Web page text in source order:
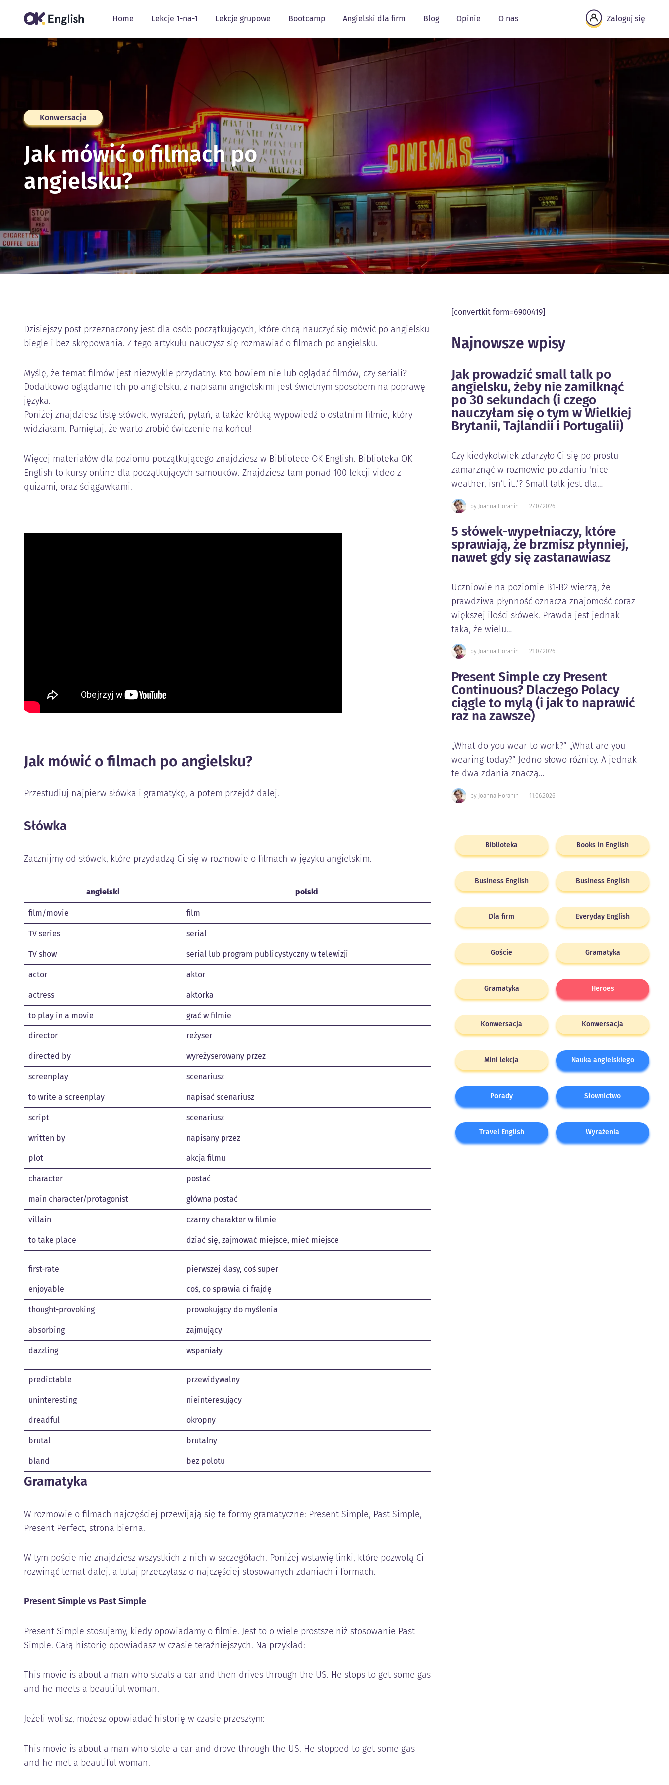
Home Lekcje 1-na-1 Lekcje grupowe Bootcamp Angielski dla firm Blog Opinie O nas Zaloguj się
Konwersacja
Jak mówić o filmach po
angielsku?
Dzisiejszy post przeznaczony jest dla osób początkujących, które chcą nauczyć się mówić po angielsku
biegle i bez skrępowania. Z tego artykułu nauczysz się rozmawiać o filmach po angielsku.
Myślę, że temat filmów jest niezwykle przydatny. Kto bowiem nie lub oglądać filmów, czy seriali?
Dodatkowo oglądanie ich po angielsku, z napisami angielskimi jest świetnym sposobem na poprawę
języka.
Poniżej znajdziesz listę słówek, wyrażeń, pytań, a także krótką wypowiedź o ostatnim filmie, który
widziałam. Pamiętaj, że warto zrobić ćwiczenie na końcu!
Więcej materiałów dla poziomu początkującego znajdziesz w Bibliotece OK English. Biblioteka OK
English to kursy online dla początkujących samouków. Znajdziesz tam ponad 100 lekcji video z
quizami, oraz ściągawkami.
Jak mówić o filmach po angielsku?
Przestudiuj najpierw słówka i gramatykę, a potem przejdź dalej.
Słówka
Zacznijmy od słówek, które przydadzą Ci się w rozmowie o filmach w języku angielskim.
angielski polski
film/movie film
TV series serial
TV show serial lub program publicystyczny w telewizji
actor aktor
actress aktorka
to play in a movie grać w filmie
director reżyser
directed by wyreżyserowany przez
screenplay scenariusz
to write a screenplay napisać scenariusz
script scenariusz
written by napisany przez
plot akcja filmu
character postać
main character/protagonist główna postać
villain czarny charakter w filmie
to take place dziać się, zajmować miejsce, mieć miejsce
first-rate pierwszej klasy, coś super
enjoyable coś, co sprawia ci frajdę
thought-provoking prowokujący do myślenia
absorbing zajmujący
dazzling wspaniały
predictable przewidywalny
uninteresting nieinteresujący
dreadful okropny
brutal brutalny
bland bez polotu
Gramatyka
W rozmowie o filmach najczęściej przewijają się te formy gramatyczne: Present Simple, Past Simple,
Present Perfect, strona bierna.
W tym poście nie znajdziesz wszystkich z nich w szczegółach. Poniżej wstawię linki, które pozwolą Ci
rozwinąć temat dalej, a tutaj przeczytasz o najczęściej stosowanych zdaniach i formach.
Present Simple vs Past Simple
Present Simple stosujemy, kiedy opowiadamy o filmie. Jest to o wiele prostsze niż stosowanie Past
Simple. Całą historię opowiadasz w czasie teraźniejszych. Na przykład:
This movie is about a man who steals a car and then drives through the US. He stops to get some gas
and he meets a beautiful woman.
Jeżeli wolisz, możesz opowiadać historię w czasie przeszłym:
This movie is about a man who stole a car and drove through the US. He stopped to get some gas
and he met a beautiful woman.
[convertkit form=6900419]
Najnowsze wpisy
Jak prowadzić small talk po
angielsku, żeby nie zamilknąć
po 30 sekundach (i czego
nauczyłam się o tym w Wielkiej
Brytanii, Tajlandii i Portugalii)
Czy kiedykolwiek zdarzyło Ci się po prostu
zamarznąć w rozmowie po zdaniu 'nice
weather, isn’t it..’? Small talk jest dla…
by Joanna Horanin 27.07.2026
5 słówek-wypełniaczy, które
sprawiają, że brzmisz płynniej,
nawet gdy się zastanawiasz
Uczniowie na poziomie B1-B2 wierzą, że
prawdziwa płynność oznacza znajomość coraz
większej ilości słówek. Prawda jest jednak
taka, że wielu…
by Joanna Horanin 21.07.2026
Present Simple czy Present
Continuous? Dlaczego Polacy
ciągle to mylą (i jak to naprawić
raz na zawsze)
„What do you wear to work?” „What are you
wearing today?” Jedno słowo różnicy. A jednak
te dwa zdania znaczą…
by Joanna Horanin 11.06.2026
Biblioteka Books in English
Business English Business English
Dla firm Everyday English
Goście Gramatyka
Gramatyka Heroes
Konwersacja Konwersacja
Mini lekcja Nauka angielskiego
Porady Słownictwo
Travel English Wyrażenia